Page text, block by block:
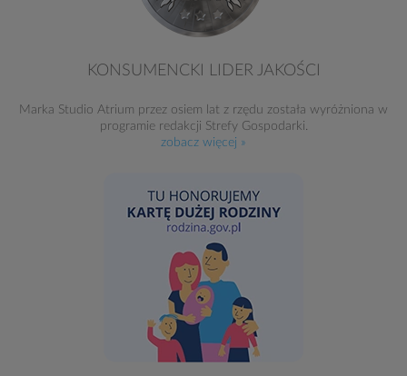
KONSUMENCKI LIDER JAKOŚCI
Marka Studio Atrium przez osiem lat z rzędu została wyróżniona w
programie redakcji Strefy Gospodarki.
zobacz więcej »